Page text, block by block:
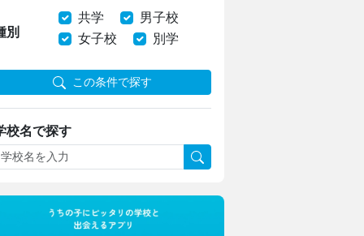
別
共学
男子校
女子校
別学
この条件で探す
校名で探す